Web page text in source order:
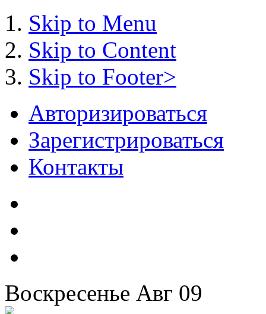
Skip to Menu
Skip to Content
Skip to Footer>
Авторизироваться
Зарегистрироваться
Контакты
Воскресенье Авг 09